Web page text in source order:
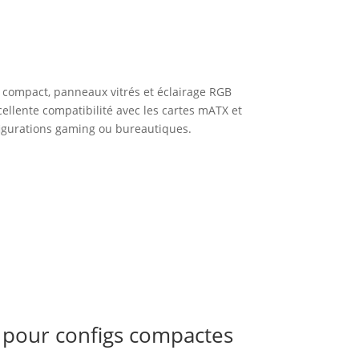
panneaux vitrés et éclairage RGB
compatibilité avec les cartes mATX et
gaming ou bureautiques.
configs compactes